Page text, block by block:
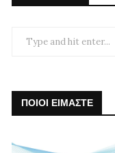
ΠΟΙΟΙ ΕΙΜΑΣΤΕ